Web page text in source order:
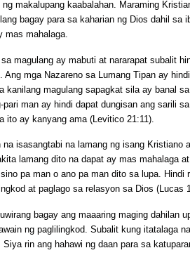
makalupang kaabalahan. Maraming
bagay para sa kaharian ng Dios dahil sa
mas mahalaga.
magulang ay mabuti at nararapat subalit
Ang mga Nazareno sa Lumang Tipan ay
kanilang magulang sapagkat sila ay banal
pari man ay hindi dapat dungisan ang sarili
ito ay kanyang ama (Levitico 21:11).
na isasangtabi na lamang ng isang Kristiano
lamang dito na dapat ay mas mahalaga
pa man o ano pa man dito sa lupa. Hindi
at paglago sa relasyon sa Dios (Lucas
bagay ang maaaring maging dahilan
ng paglilingkod. Subalit kung itatalaga
Siya rin ang hahawi ng daan para sa